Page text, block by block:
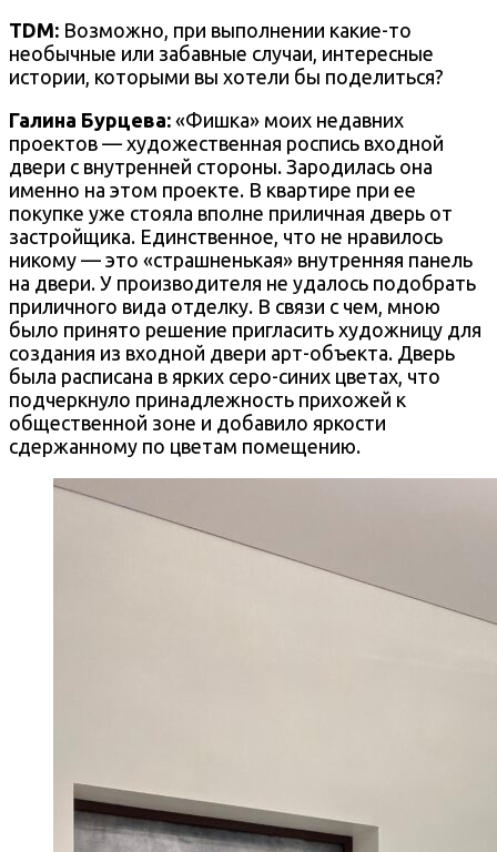
TDM: Возможно, при выполнении какие-то
необычные или забавные случаи, интересные
истории, которыми вы хотели бы поделиться?
Галина Бурцева: «Фишка» моих недавних
проектов — художественная роспись входной
двери с внутренней стороны. Зародилась она
именно на этом проекте. В квартире при ее
покупке уже стояла вполне приличная дверь от
застройщика. Единственное, что не нравилось
никому — это «страшненькая» внутренняя панель
на двери. У производителя не удалось подобрать
приличного вида отделку. В связи с чем, мною
было принято решение пригласить художницу для
создания из входной двери арт-объекта. Дверь
была расписана в ярких серо-синих цветах, что
подчеркнуло принадлежность прихожей к
общественной зоне и добавило яркости
сдержанному по цветам помещению.